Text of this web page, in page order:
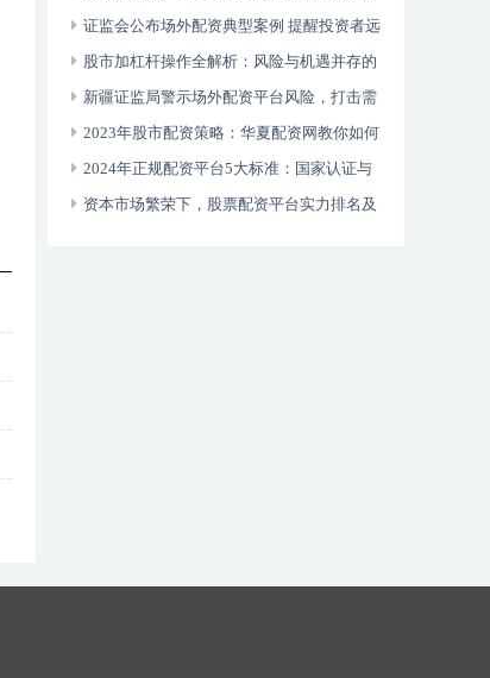
率办理方法
证监会公布场外配资典型案例 提醒投资者远
离非法场外配资
股市加杠杆操作全解析：风险与机遇并存的
财富放大策略
新疆证监局警示场外配资平台风险，打击需
多方联手
2023年股市配资策略：华夏配资网教你如何
利用杠杆工具控制风险
2024年正规配资平台5大标准：国家认证与
资金流向透明化是关键
资本市场繁荣下，股票配资平台实力排名及